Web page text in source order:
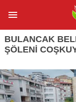
BULANCAK
ŞÖLENI